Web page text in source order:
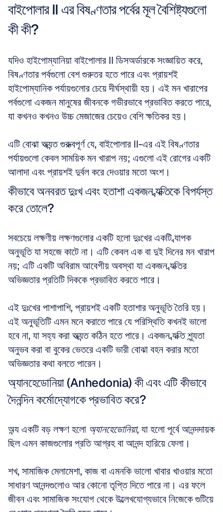
বাইপোলার II এর বিষণ্ণতার পর্বের মূল বৈশিষ্ট্যগুলো
কী কী?
যদিও হাইপোম্যানিয়া বাইপোলার II ডিসঅর্ডারকে সংজ্ঞায়িত করে,
বিষণ্ণতার পর্বগুলো বেশ গুরুতর হতে পারে এবং প্রায়শই
হাইপোম্যানিক পর্যায়গুলোর চেয়ে দীর্ঘস্থায়ী হয়। এই মন খারাপের
পর্বগুলো একজন মানুষের জীবনকে গভীরভাবে প্রভাবিত করতে পারে,
যা কখনও কখনও উচ্চ মেজাজের চেয়েও বেশি ক্ষতিকর হয়।
এটি বোঝা অত্যন্ত গুরুত্বপূর্ণ যে, বাইপোলার II-এর এই বিষণ্ণতার
পর্যায়গুলো কেবল সাময়িক মন খারাপ নয়; এগুলো এই রোগের একটি
আলাদা এবং প্রায়শই দুর্বল করে দেওয়ার মতো অংশ।
কীভাবে অনবরত দুঃখ এবং হতাশা একজন ব্যক্তিকে বিপর্যস্ত
করে তোলে?
সবচেয়ে লক্ষণীয় লক্ষণগুলোর একটি হলো দুঃখের একটি ব্যাপক
অনুভূতি যা সহজে কাটে না। এটি কেবল এক বা দুই দিনের মন খারাপ
নয়; এটি একটি অবিরাম আবেগীয় অবস্থা যা একজন ব্যক্তির
অভিজ্ঞতার প্রতিটি দিককে প্রভাবিত করতে পারে।
এই দুঃখের পাশাপাশি, প্রায়শই একটি হতাশার অনুভূতি তৈরি হয়।
এই অনুভূতিটি এমন মনে করাতে পারে যে পরিস্থিতি কখনই ভালো
হবে না, যা সহ্য করা অত্যন্ত কঠিন হতে পারে। একজন ব্যক্তি শূন্যতা
অনুভব করা বা বুকের ভেতরে একটি ভারী বোঝা বহন করার মতো
অভিজ্ঞতার কথা বলতে পারেন।
অ্যানহেডোনিয়া (Anhedonia) কী এবং এটি কীভাবে
দৈনন্দিন কর্মোদ্যোগকে প্রভাবিত করে?
অন্য একটি বড় লক্ষণ হলো অ্যানহেডোনিয়া, যা হলো পূর্বে আনন্দদায়ক
ছিল এমন কাজগুলোর প্রতি আগ্রহ বা আনন্দ হারিয়ে ফেলা।
শখ, সামাজিক মেলামেশা, কাজ বা এমনকি ভালো খাবার খাওয়ার মতো
সাধারণ আনন্দগুলোও আর কোনো তৃপ্তি দিতে পারে না। এর ফলে
জীবন এবং সামাজিক সংযোগ থেকে উল্লেখযোগ্যভাবে নিজেকে গুটিয়ে